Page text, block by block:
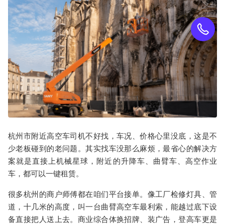
杭州市附近高空车司机不好找，车况、价格心里没底，这是不
少老板碰到的老问题。其实找车没那么麻烦，最省心的解决方
案就是直接上机械星球，附近的升降车 曲臂车
高空作业
车 ，都可以一键租赁。
很多杭州的商户师傅都在咱们平台接单。像工厂检修灯具、管
道，十几米的高度，叫一台曲臂高空车最利索，能越过底下设
备直接把人送上去。商业综合体换招牌、装广告，登高车更是